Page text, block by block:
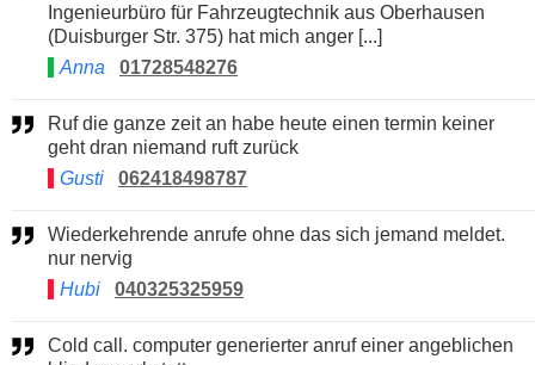
Ingenieurbüro für Fahrzeugtechnik aus Oberhausen
(Duisburger Str. 375) hat mich anger [...]
Anna
01728548276
Ruf die ganze zeit an habe heute einen termin keiner
geht dran niemand ruft zurück
Gusti
062418498787
Wiederkehrende anrufe ohne das sich jemand meldet.
nur nervig
Hubi
040325325959
Cold call. computer generierter anruf einer angeblichen